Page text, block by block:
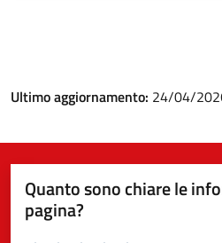
Ultimo aggiornamento: 24/04/
Quanto sono chiare le
pagina?